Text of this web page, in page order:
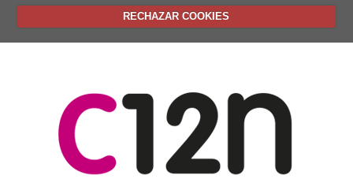
RECHAZAR COOKIES